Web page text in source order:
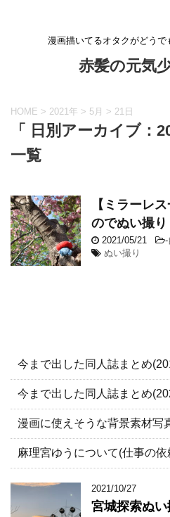
漫画描いてるオタクがどうで
赤髪の元気
HOME > 2021年 > 5月 > 21日
「 日別アーカイブ：
一覧
【ミラーレ
のでぬい撮
2021/05/21 -
ぬい撮り
今まで出した同人誌まとめ
今まで出した同人誌まとめ
漫画に使えそうな背景素材写
麻理宮ゆうについて(仕事の依
2021/10/27
宮城探索ぬ